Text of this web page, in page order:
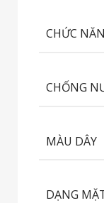
CHỨC
CHỐNG
MÀU DÂY
DẠNG